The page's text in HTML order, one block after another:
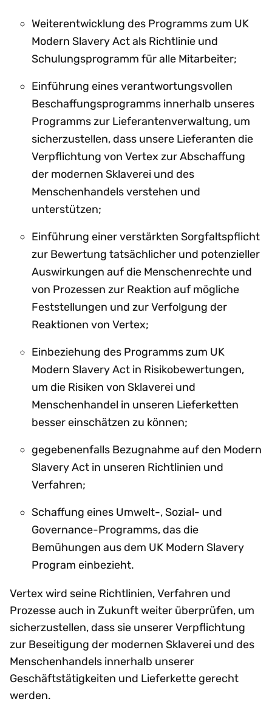
Weiterentwicklung des Programms zum UK
Modern Slavery Act als Richtlinie und
Schulungsprogramm für alle Mitarbeiter;
Einführung eines verantwortungsvollen
Beschaffungsprogramms innerhalb unseres
Programms zur Lieferantenverwaltung, um
sicherzustellen, dass unsere Lieferanten die
Verpflichtung von Vertex zur Abschaffung
der modernen Sklaverei und des
Menschenhandels verstehen und
unterstützen;
Einführung einer verstärkten Sorgfaltspflicht
zur Bewertung tatsächlicher und potenzieller
Auswirkungen auf die Menschenrechte und
von Prozessen zur Reaktion auf mögliche
Feststellungen und zur Verfolgung der
Reaktionen von Vertex;
Einbeziehung des Programms zum UK
Modern Slavery Act in Risikobewertungen,
um die Risiken von Sklaverei und
Menschenhandel in unseren Lieferketten
besser einschätzen zu können;
gegebenenfalls Bezugnahme auf den Modern
Slavery Act in unseren Richtlinien und
Verfahren;
Schaffung eines Umwelt-, Sozial- und
Governance-Programms, das die
Bemühungen aus dem UK Modern Slavery
Program einbezieht.
Vertex wird seine Richtlinien, Verfahren und
Prozesse auch in Zukunft weiter überprüfen, um
sicherzustellen, dass sie unserer Verpflichtung
zur Beseitigung der modernen Sklaverei und des
Menschenhandels innerhalb unserer
Geschäftstätigkeiten und Lieferkette gerecht
werden.